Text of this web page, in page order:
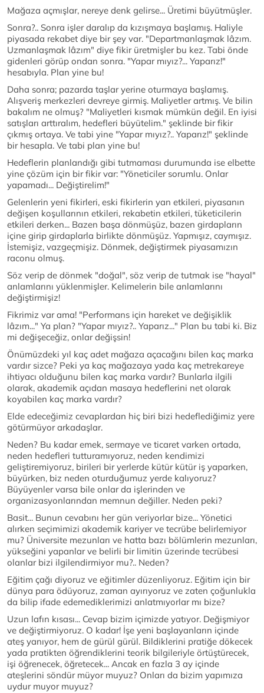
Mağaza açmışlar, nereye denk gelirse... Üretimi büyütmüşler.
Sonra?.. Sonra işler daralıp da kızışmaya başlamış. Haliyle
piyasada rekabet diye bir şey var. "Departmanlaşmak lâzım.
Uzmanlaşmak lâzım" diye fikir üretmişler bu kez. Tabi önde
gidenleri görüp ondan sonra. "Yapar mıyız?... Yaparız!"
hesabıyla. Plan yine bu!
Daha sonra; pazarda taşlar yerine oturmaya başlamış.
Alışveriş merkezleri devreye girmiş. Maliyetler artmış. Ve bilin
bakalım ne olmuş? "Maliyetleri kısmak mümkün değil. En iyisi
satışları arttıralım, hedefleri büyütelim." şeklinde bir fikir
çıkmış ortaya. Ve tabi yine "Yapar mıyız?.. Yaparız!" şeklinde
bir hesapla. Ve tabi plan yine bu!
Hedeflerin planlandığı gibi tutmaması durumunda ise elbette
yine çözüm için bir fikir var: "Yöneticiler sorumlu. Onlar
yapamadı... Değiştirelim!"
Gelenlerin yeni fikirleri, eski fikirlerin yan etkileri, piyasanın
değişen koşullarının etkileri, rekabetin etkileri, tüketicilerin
etkileri derken... Bazen başa dönmüşüz, bazen girdapların
içine girip girdaplarla birlikte dönmüşüz. Yapmışız, caymışız.
İstemişiz, vazgeçmişiz. Dönmek, değiştirmek piyasamızın
raconu olmuş.
Söz verip de dönmek "doğal", söz verip de tutmak ise "hayal"
anlamlarını yüklenmişler. Kelimelerin bile anlamlarını
değiştirmişiz!
Fikrimiz var ama! "Performans için hareket ve değişiklik
lâzım..." Ya plan? "Yapar mıyız?.. Yaparız..." Plan bu tabi ki. Biz
mi değişeceğiz, onlar değişsin!
Önümüzdeki yıl kaç adet mağaza açacağını bilen kaç marka
vardır sizce? Peki ya kaç mağazaya yada kaç metrekareye
ihtiyacı olduğunu bilen kaç marka vardır? Bunlarla ilgili
olarak, akademik açıdan masaya hedeflerini net olarak
koyabilen kaç marka vardır?
Elde edeceğimiz cevaplardan hiç biri bizi hedeflediğimiz yere
götürmüyor arkadaşlar.
Neden? Bu kadar emek, sermaye ve ticaret varken ortada,
neden hedefleri tutturamıyoruz, neden kendimizi
geliştiremiyoruz, birileri bir yerlerde kütür kütür iş yaparken,
büyürken, biz neden oturduğumuz yerde kalıyoruz?
Büyüyenler varsa bile onlar da işlerinden ve
organizasyonlarından memnun değiller. Neden peki?
Basit... Bunun cevabını her gün veriyorlar bize... Yönetici
alırken seçimimizi akademik kariyer ve tecrübe belirlemiyor
mu? Üniversite mezunları ve hatta bazı bölümlerin mezunları,
yükseğini yapanlar ve belirli bir limitin üzerinde tecrübesi
olanlar bizi ilgilendirmiyor mu?.. Neden?
Eğitim çağı diyoruz ve eğitimler düzenliyoruz. Eğitim için bir
dünya para ödüyoruz, zaman ayırıyoruz ve zaten çoğunlukla
da bilip ifade edemediklerimizi anlatmıyorlar mı bize?
Uzun lafın kısası... Cevap bizim içimizde yatıyor. Değişmiyor
ve değiştirmiyoruz. O kadar! İşe yeni başlayanların içinde
ateş yanıyor, hem de gürül gürül. Bildiklerini pratiğe dökecek
yada pratikten öğrendiklerini teorik bilgileriyle örtüştürecek,
işi öğrenecek, öğretecek... Ancak en fazla 3 ay içinde
ateşlerini söndür müyor muyuz? Onları da bizim yapımıza
uydur muyor muyuz?